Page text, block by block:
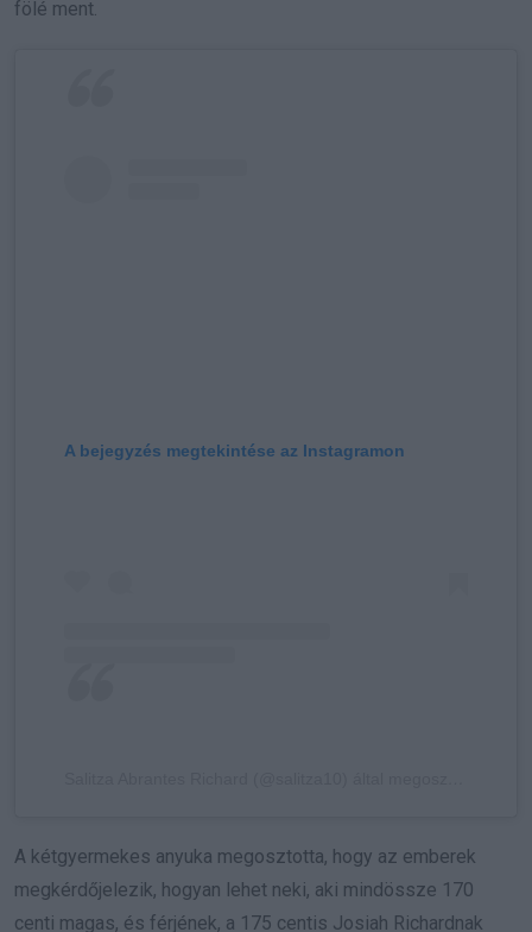
fölé ment.
A bejegyzés megtekintése az Instagramon
A kétgyermekes anyuka megosztotta, hogy az emberek
megkérdőjelezik, hogyan lehet neki, aki mindössze 170
centi magas, és férjének, a 175 centis Josiah Richardnak